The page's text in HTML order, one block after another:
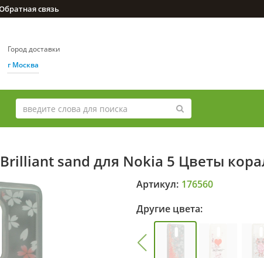
связь
Город доставки
г Москва
sand для Nokia 5 Цветы
Артикул: 176560
Другие цвета: